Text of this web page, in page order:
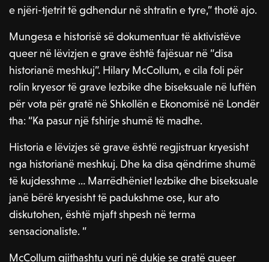
e njëri-tjetrit të gdhendur në shtratin e tyre,” thotë ajo.
Mungesa e historisë së dokumentuar të aktivistëve
queer në lëvizjen e grave është fajësuar në “disa
historianë meshkuj”. Hilary McCollum, e cila foli për
rolin kryesor të grave lezbike dhe biseksuale në luftën
për vota për gratë në Shkollën e Ekonomisë në Londër
tha: “Ka pasur një fshirje shumë të madhe.
Historia e lëvizjes së grave është regjistruar kryesisht
nga historianë meshkuj. Dhe ka disa qëndrime shumë
të kujdesshme … Marrëdhëniet lezbike dhe biseksuale
janë bërë kryesisht të padukshme ose, kur ato
diskutohen, është mjaft shpesh në terma
sensacionaliste. “
McCollum gjithashtu vuri në dukje se gratë queer